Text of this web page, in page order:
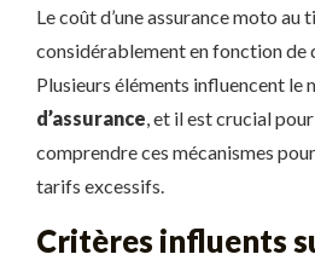
Le coût d’une assurance moto au
considérablement en fonction de
Plusieurs éléments influencent le
d’assurance , et il est crucial
comprendre ces mécanismes
tarifs excessifs.
Critères influents